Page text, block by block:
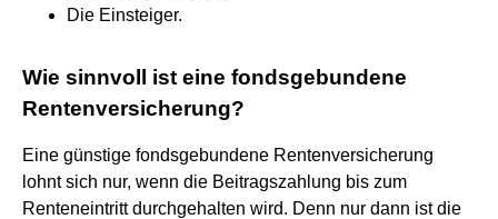
Die Einsteiger.
Wie sinnvoll ist eine fondsgebundene
Rentenversicherung?
Eine günstige fondsgebundene Rentenversicherung
lohnt sich nur, wenn die Beitragszahlung bis zum
Renteneintritt durchgehalten wird. Denn nur dann ist die